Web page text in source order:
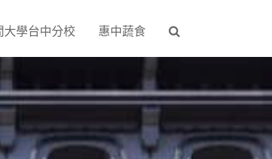
大學台中分校 惠中蔬食